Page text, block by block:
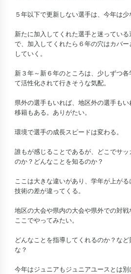
５年以下で更新しない選手は、今年は少
新たに加入してくれた選手と迷ってい
で、加入してくれたら６年の穴はカバ
していく。
新３年～新６年のところは、少しずつ
て活性化されて行きそうな気配。
県外の選手もいれば、地区外の選手も
移籍もある。ありがたい。
環境で選手の成長スピードは変わる。
誰もが感じることであるが、どこでサ
のか？どんなことを知るのか？
ここは大きな違いがあり、学年が上が
技術の差が違ってくる。
地区の大会や県内の大会や県外での対
ここでやってみたい。
どんなことを指導してくれるのか？な
な？
今年はジュニアもジュニアユースとは